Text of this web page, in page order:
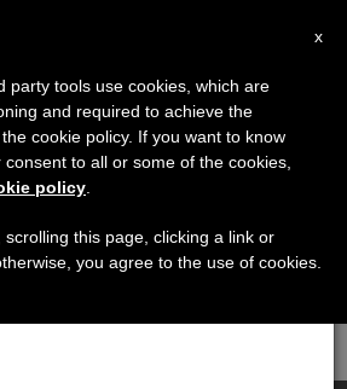
Tagged
×
7 de agosto haremos la pausa
que en el periodo de verano
informaciones y también el
x
party tools use cookies, which are
and required to achieve the
cookie policy. If you want to know
to all or some of the cookies,
policy
scrolling this page, clicking a link or
you agree to the use of cookies.